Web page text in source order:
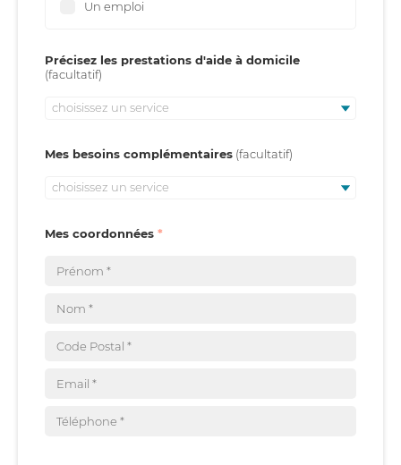
Un emploi
Précisez les prestations d'aide à domicile
choisissez un service
Mes besoins complémentaires
choisissez un service
Mes coordonnées